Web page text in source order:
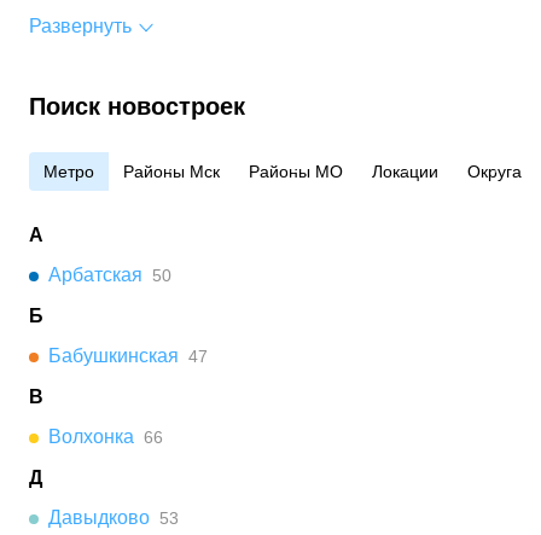
Развернуть
Поиск новостроек
Метро Районы Мск Районы МО Локации Округа
А
Арбатская
50
Б
Бабушкинская 47
В
Волхонка 66
Д
Давыдково 53